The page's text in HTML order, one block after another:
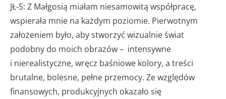
JŁ-S: Z Małgosią miałam niesamowitą współpracę,
wspierała mnie na każdym poziomie. Pierwotnym
założeniem było, aby stworzyć wizualnie świat
podobny do moich obrazów – intensywne
i nierealistyczne, wręcz baśniowe kolory, a treści
brutalne, bolesne, pełne przemocy. Ze względów
finansowych, produkcyjnych okazało się